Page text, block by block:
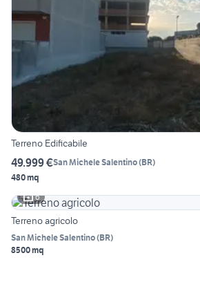
Terreno Edificabile
49.999 €San Michele Salentino(BR)
480 mq
6
Terreno agricolo
San Michele Salentino(BR)
8500 mq